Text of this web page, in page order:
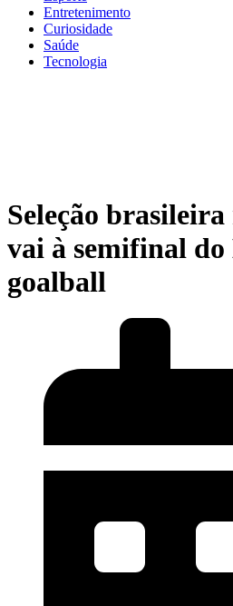
Entretenimento
Curiosidade
Saúde
Tecnologia
Seleção
vai à semifinal
goalball